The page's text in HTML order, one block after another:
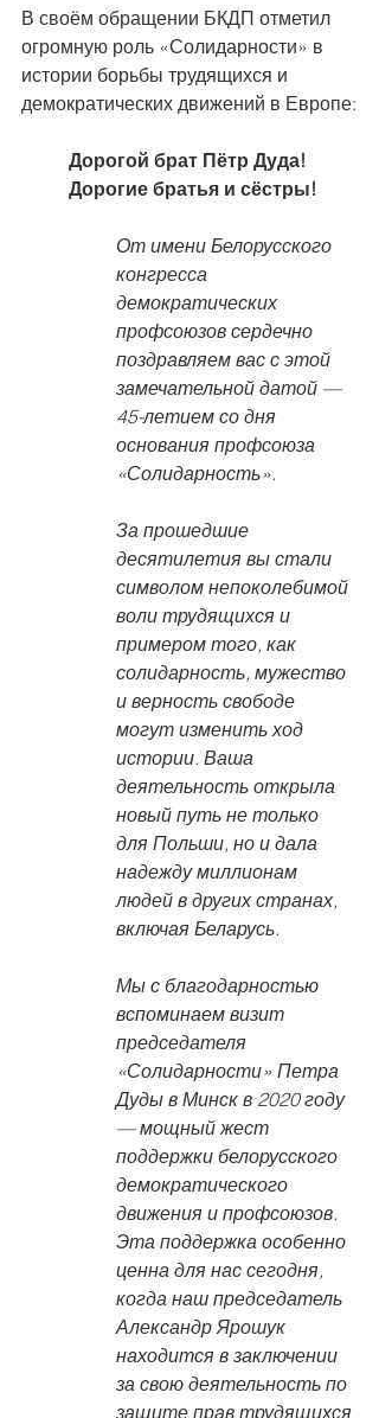
В своём обращении БКДП отметил
огромную роль «Солидарности» в
истории борьбы трудящихся и
демократических движений в Европе:
Дорогой брат Пётр Дуда!
Дорогие братья и сёстры!
От имени Белорусского
конгресса
демократических
профсоюзов сердечно
поздравляем вас с этой
замечательной датой —
45-летием со дня
основания профсоюза
«Солидарность».
За прошедшие
десятилетия вы стали
символом непоколебимой
воли трудящихся и
примером того, как
солидарность, мужество
и верность свободе
могут изменить ход
истории. Ваша
деятельность открыла
новый путь не только
для Польши, но и дала
надежду миллионам
людей в других странах,
включая Беларусь.
Мы с благодарностью
вспоминаем визит
председателя
«Солидарности» Петра
Дуды в Минск в 2020 году
— мощный жест
поддержки белорусского
демократического
движения и профсоюзов.
Эта поддержка особенно
ценна для нас сегодня,
когда наш председатель
Александр Ярошук
находится в заключении
за свою деятельность по
защите прав трудящихся